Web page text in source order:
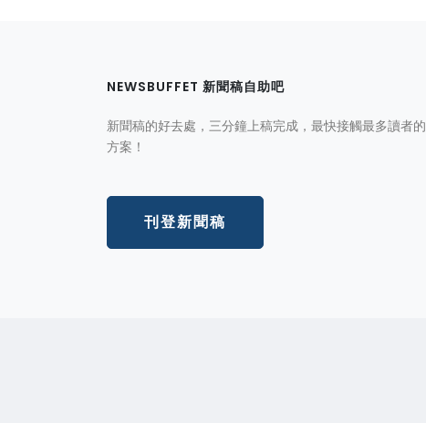
NEWSBUFFET 新聞稿自助吧
新聞稿的好去處，三分鐘上稿完成，最快接觸最多讀者的
方案！
刊登新聞稿